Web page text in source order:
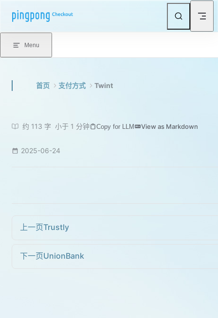
Skip to content
Menu
首页 支付方式 Twint
约 113 字 小于 1 分钟 Copy for LLM View as Markdown
2025-06-24
上一页Trustly
下一页UnionBank